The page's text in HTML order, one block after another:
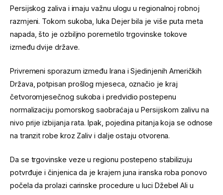
Persijskog zaliva i imaju važnu ulogu u regionalnoj robnoj
razmjeni. Tokom sukoba, luka Dejer bila je više puta meta
napada, što je ozbiljno poremetilo trgovinske tokove
između dvije države.
Privremeni sporazum između Irana i Sjedinjenih Američkih
Država, potpisan prošlog mjeseca, označio je kraj
četvoromjesečnog sukoba i predvidio postepenu
normalizaciju pomorskog saobraćaja u Persijskom zalivu na
nivo prije izbijanja rata. Ipak, pojedina pitanja koja se odnose
na tranzit robe kroz Zaliv i dalje ostaju otvorena.
Da se trgovinske veze u regionu postepeno stabilizuju
potvrđuje i činjenica da je krajem juna iranska roba ponovo
počela da prolazi carinske procedure u luci Džebel Ali u